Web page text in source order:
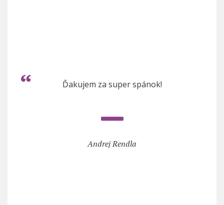
Ďakujem za super spánok!
Andrej Rendla